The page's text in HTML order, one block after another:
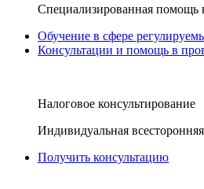
Специализированная помощь
Обучение в сфере
Консультации и помощь в
Налоговое консультирование
Индивидуальная
Получить консультацию